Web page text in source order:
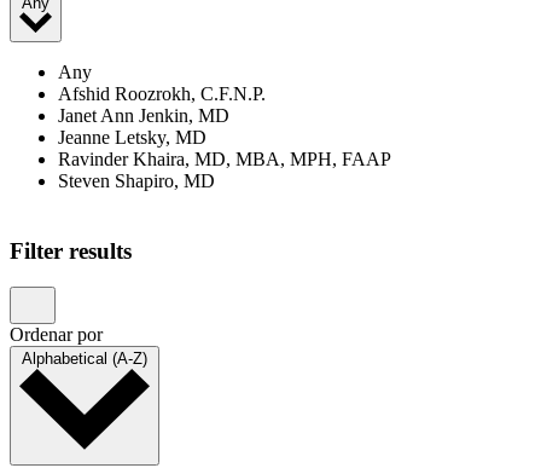
Any
Afshid Roozrokh, C.F.N.P.
Janet Ann Jenkin, MD
Jeanne Letsky, MD
Ravinder Khaira, MD, MBA, MPH, FAAP
Steven Shapiro, MD